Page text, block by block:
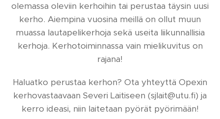
olemassa oleviin kerhoihin tai perustaa täysin uusi
kerho. Aiempina vuosina meillä on ollut muun
muassa lautapelikerhoja sekä useita liikunnallisia
kerhoja. Kerhotoiminnassa vain mielikuvitus on
rajana!
Haluatko perustaa kerhon? Ota yhteyttä Opexin
kerhovastaavaan Severi Laitiseen (sjlait@utu.fi) ja
kerro ideasi, niin laitetaan pyörät pyörimään!